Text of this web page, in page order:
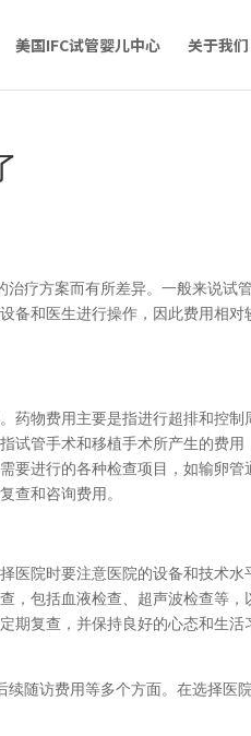
美国IFC试管婴儿中心 关于我们
疗方案而有所差异。一般来说试
备和医生进行操作，因此费用相对
药物费用主要是指进行超排和控制
试管手术和移植手术所产生的费用
要进行的各种检查项目，如输卵管
查和咨询费用。
医院时要注意医院的设备和技术水
，包括血液检查、超声波检查等，
期复查，并保持良好的心态和生活
随访费用等多个方面。在选择医